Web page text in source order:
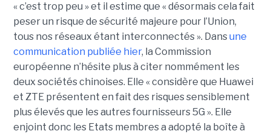
« c’est trop peu » et il estime que « désormais cela fait
peser un risque de sécurité majeure pour l’Union,
tous nos réseaux étant interconnectés ». Dansune
communication publiée hier, la Commission
européenne n’hésite plus à citer nommément les
deux sociétés chinoises. Elle « considère que Huawei
et ZTE présentent en fait des risques sensiblement
plus élevés que les autres fournisseurs 5G ». Elle
enjoint donc les Etats membres a adopté la boîte à